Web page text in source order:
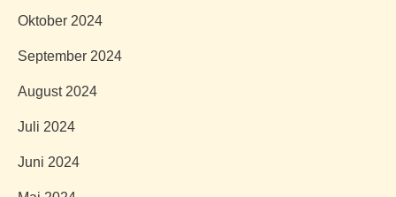
Oktober 2024
September 2024
August 2024
Juli 2024
Juni 2024